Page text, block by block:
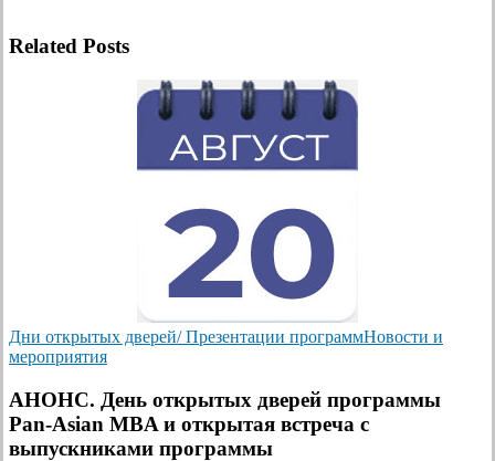
Related Posts
Дни открытых дверей/ Презентации программНовости и
мероприятия
АНОНС. День открытых дверей программы
Pan-Asian MBA и открытая встреча с
выпускниками программы